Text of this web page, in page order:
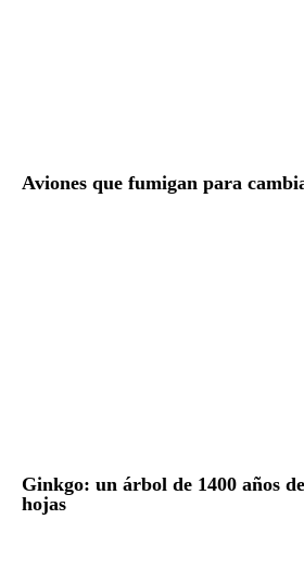
Aviones que fumigan para
Ginkgo: un árbol de 1400 años
hojas